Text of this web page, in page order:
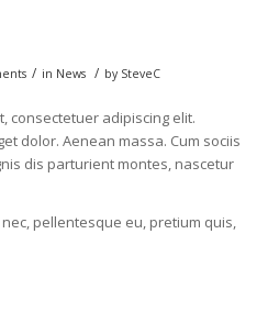
/ in News / by SteveC
consectetuer adipiscing elit.
dolor. Aenean massa. Cum sociis
dis parturient montes, nascetur
pellentesque eu, pretium quis,